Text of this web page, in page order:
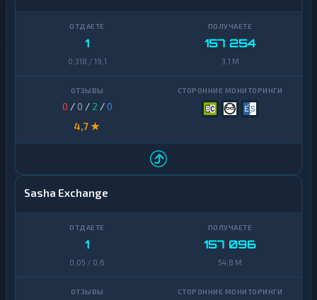
1
0,318 / 19,1
157 254
3,1 M
0 / 0 / 2 /0
4,7 ★
Sasha Exchange
1
0,05 / 0,6
157 096
54,8 M